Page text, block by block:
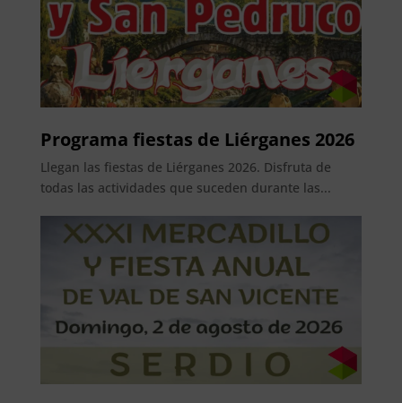
Programa fiestas de Liérganes 2026
Llegan las fiestas de Liérganes 2026. Disfruta de
todas las actividades que suceden durante las...